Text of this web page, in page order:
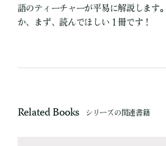
語のティーチャーが平易に解説します
か、まず、読んでほしい１冊です！
Related Books シリーズの関連書籍